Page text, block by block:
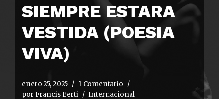
SIEMPRE ESTARA
VESTIDA (POESIA
VIVA)
enero 25, 2025
1 Comentario
por Francis Berti Internacional